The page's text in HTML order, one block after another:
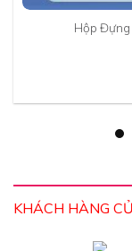
Hộp Đựng
KHÁCH HÀNG